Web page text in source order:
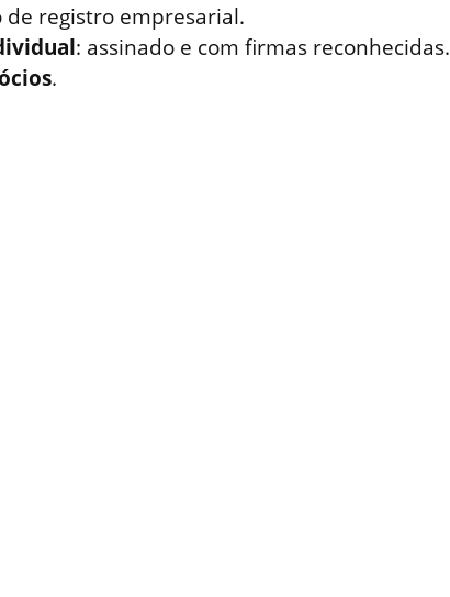
registro empresarial.
: assinado e com firmas reconhecidas.
.